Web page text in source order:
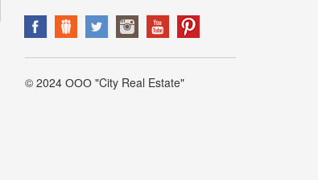
© 2024 ООО "City Real Estate"